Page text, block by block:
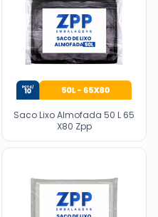
Saco Lixo Almofada 50 L 65
X80 Zpp